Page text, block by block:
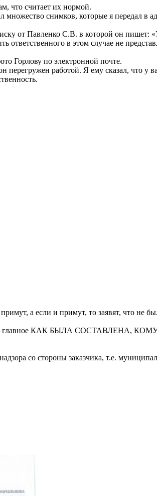
что считает их нормой.
снимков, которые я передал в
от Павленко С.В. в которой он пишет:
ответственного в этом случае не
Горлову по электронной почте.
перегружен работой. Я ему сказал, что у
а если и примут, то заявят, что не
деле — главное КАК БЫЛА СОСТАВЛЕНА,
со стороны заказчика, т.е.